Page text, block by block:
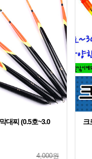
대찌 (0.5호~3.0
4,000원
크